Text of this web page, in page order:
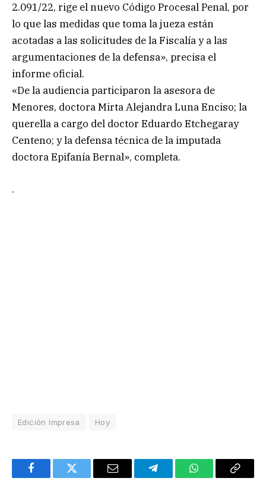
2.091/22, rige el nuevo Código Procesal Penal, por
lo que las medidas que toma la jueza están
acotadas a las solicitudes de la Fiscalía y a las
argumentaciones de la defensa», precisa el
informe oficial.
«De la audiencia participaron la asesora de
Menores, doctora Mirta Alejandra Luna Enciso; la
querella a cargo del doctor Eduardo Etchegaray
Centeno; y la defensa técnica de la imputada
doctora Epifanía Bernal», completa.
.
Edición Impresa Hoy
FacebookTwitter Email TelegramWhatsAppCopy